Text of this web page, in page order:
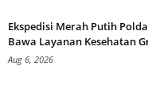
Ekspedisi Merah Putih
Bawa Layanan Kesehatan
Aug 6, 2026